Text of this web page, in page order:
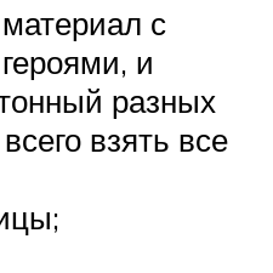
с
и
разных
взять все